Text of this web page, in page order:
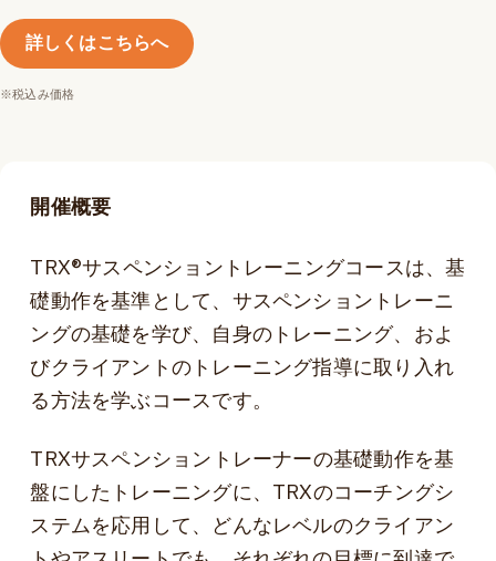
詳しくはこちらへ
※税込み価格
開催概要
TRX®サスペンショントレーニングコースは、基
礎動作を基準として、サスペンショントレーニ
ングの基礎を学び、自身のトレーニング、およ
びクライアントのトレーニング指導に取り入れ
る方法を学ぶコースです。
TRXサスペンショントレーナーの基礎動作を基
盤にしたトレーニングに、TRXのコーチングシ
ステムを応用して、どんなレベルのクライアン